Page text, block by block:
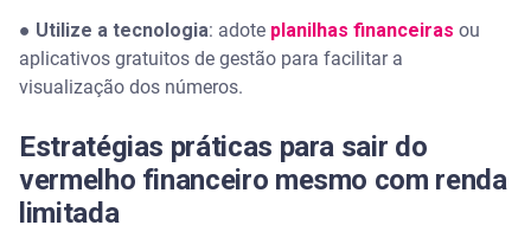
● Utilize a tecnologia: adote planilhas financeiras ou
aplicativos gratuitos de gestão para facilitar a
visualização dos números.
Estratégias práticas para sair do
vermelho financeiro mesmo com renda
limitada